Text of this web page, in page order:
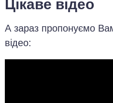
А зараз пропонуємо
відео: